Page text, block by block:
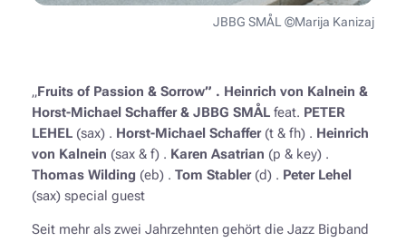
JBBG SMÅL ©Marija Kanizaj
„Fruits of Passion & Sorrow” . Heinrich von Kalnein &
Horst-Michael Schaffer& JBBG SMÅL feat. PETER
LEHEL(sax) . Horst-Michael Schaffer (t & fh) . Heinrich
von Kalnein (sax & f) . Karen Asatrian (p & key) .
Thomas Wilding (eb) . Tom Stabler(d) . Peter Lehel
(sax) special guest
Seit mehr als zwei Jahrzehnten gehört die Jazz Bigband